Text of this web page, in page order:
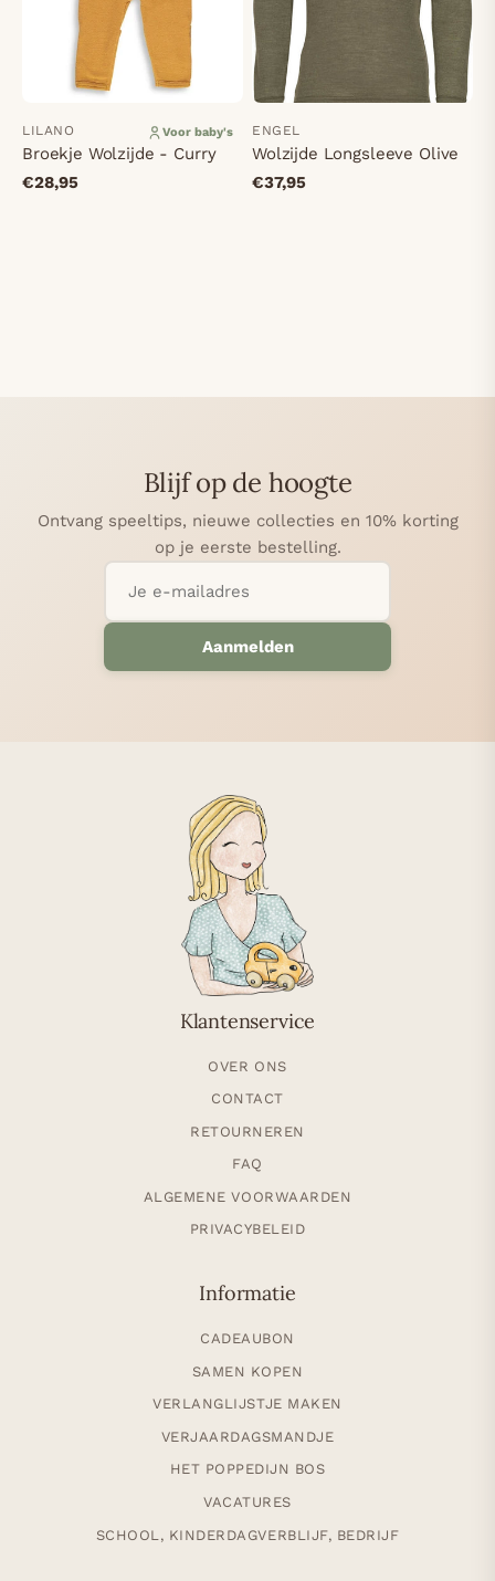
LILANO Voor baby's
Broekje Wolzijde - Curry
€28,95
ENGEL
Wolzijde Longsleeve Olive
€37,95
Blijf op de hoogte
Ontvang speeltips, nieuwe collecties en 10% korting
op je eerste bestelling.
Aanmelden
Klantenservice
OVER ONS
CONTACT
RETOURNEREN
FAQ
ALGEMENE VOORWAARDEN
PRIVACYBELEID
Informatie
CADEAUBON
SAMEN KOPEN
VERLANGLIJSTJE MAKEN
VERJAARDAGSMANDJE
HET POPPEDIJN BOS
VACATURES
SCHOOL, KINDERDAGVERBLIJF, BEDRIJF